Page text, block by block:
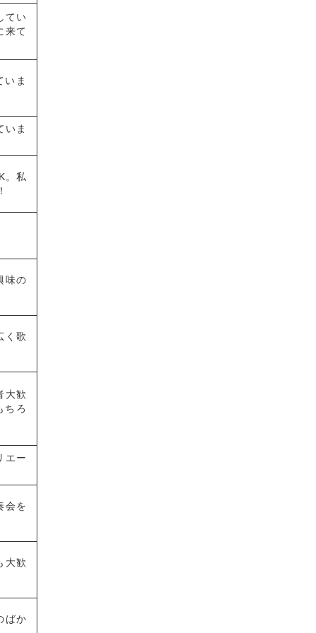
てい
来て
ま
いま
。私
味の
く歌
大歓
ちろ
エー
会を
大歓
ばか